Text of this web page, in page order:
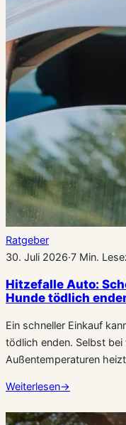
Ratgeber
30. Juli 2026·7 Min.
Hitzefalle Auto:
Hunde tödlich
Ein schneller Einkauf
tödlich enden. Selbst
Außentemperaturen
Weiterlesen→